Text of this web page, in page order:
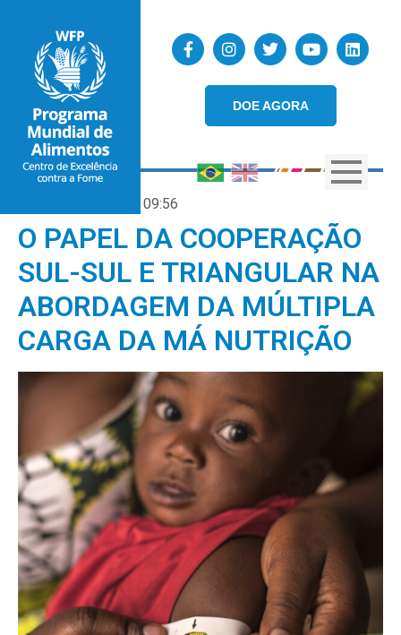
DOE AGORA
09:56
O PAPEL DA COOPERAÇÃO
SUL-SUL E TRIANGULAR NA
ABORDAGEM DA MÚLTIPLA
CARGA DA MÁ NUTRIÇÃO